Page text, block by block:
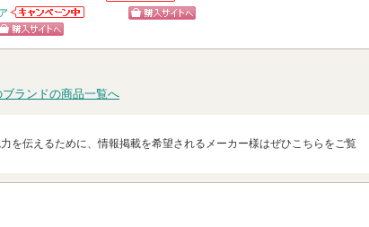
アテニアからの
お知らせがあり
ます
ショッピン
ベネフィークか
らのお知らせが
ブランドの商品一覧へ
を伝えるために、情報掲載を希望されるメーカー様はぜひこちらをご覧